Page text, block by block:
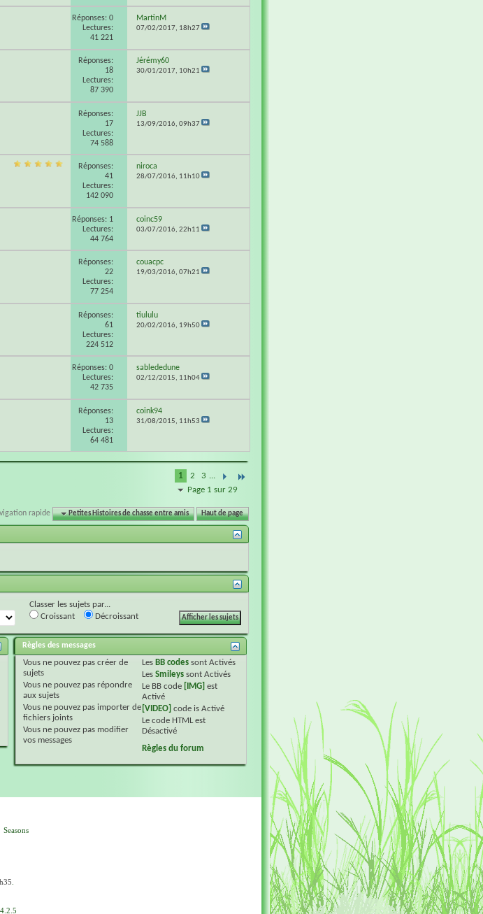
Réponses: 0
Lectures:
41 221
MartinM
07/02/2017, 18h27
Réponses:
18
Lectures:
87 390
Jérémy60
30/01/2017, 10h21
Réponses:
17
Lectures:
74 588
JJB
13/09/2016, 09h37
Réponses:
41
Lectures:
142 090
niroca
28/07/2016, 11h10
Réponses: 1
Lectures:
44 764
coinc59
03/07/2016, 22h11
Réponses:
22
Lectures:
77 254
couacpc
19/03/2016, 07h21
Réponses:
61
Lectures:
224 512
tiululu
20/02/2016, 19h50
Réponses: 0
Lectures:
42 735
sablededune
02/12/2015, 11h04
Réponses:
13
Lectures:
64 481
coink94
31/08/2015, 11h53
1 2 3 ...
Page 1 sur 29
rapide Petites Histoires de chasse entre amis Haut de page
Classer les sujets par...
Croissant
Décroissant
Règles des messages
Vous ne pouvez pascréer de
sujets
Vous ne pouvez pasrépondre
aux sujets
Vous ne pouvez pasimporter de
fichiers joints
Vous ne pouvez pasmodifier
vos messages
Les BB codessont Activés
Les Smileyssont Activés
Le BB code
[IMG] est
Activé
[VIDEO] code is Activé
Le code HTML est
Désactivé
Règles du forum
Seasons